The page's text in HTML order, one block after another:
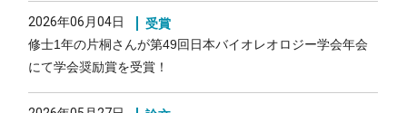
2026年06月04日
受賞
修士1年の片桐さんが第49回日本バイオレオロジー学会年会
にて学会奨励賞を受賞！